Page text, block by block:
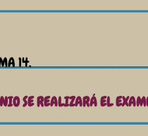
14.
SE REALIZARÁ EL